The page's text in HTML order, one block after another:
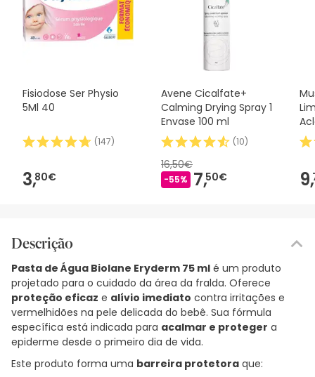
Fisiodose Ser Physio
5Ml 40
(147)
3,80€
Avene Cicalfate+
Calming Drying Spray 1
Envase 100 ml
(10)
16,50€
-55% 7,50€ 9,
Descrição
Pasta de Água Biolane Eryderm 75 ml é um produto
projetado para o cuidado da área da fralda. Oferece
proteção eficaz e alívio imediato contra irritações e
vermelhidões na pele delicada do bebê. Sua fórmula
específica está indicada para acalmar e proteger a
epiderme desde o primeiro dia de vida.
Este produto forma uma barreira protetora que: